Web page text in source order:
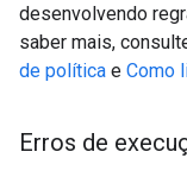
desenvolvendo
saber mais,
de política e Como
Erros de